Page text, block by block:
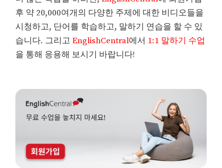
후 약 20,000여개의 다양한 주제에 대한 비디오들을
시청하고, 단어를 학습하고, 말하기 연습을 할 수 있
습니다. 그리고EnglishCentral에서 1:1 말하기 수업
을 통해 응용해 보시기 바랍니다!